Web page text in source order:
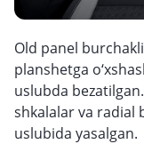
Old panel
planshetga
uslubda
shkalalar va radial
uslubida yasalgan.